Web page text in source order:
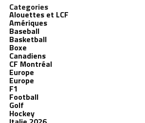
Categories
Alouettes et LCF
Amériques
Baseball
Basketball
Boxe
Canadiens
CF Montréal
Europe
Europe
F1
Football
Golf
Hockey